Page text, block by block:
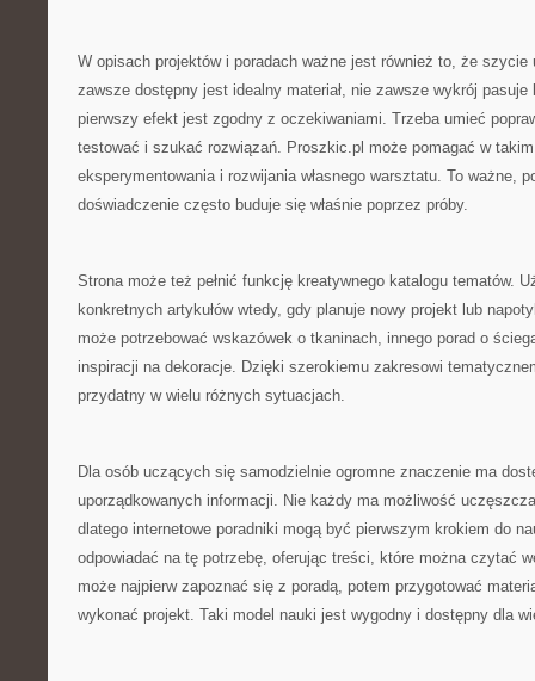
W opisach projektów i poradach ważne jest również to, że
zawsze dostępny jest idealny materiał, nie zawsze wykrój
pierwszy efekt jest zgodny z oczekiwaniami. Trzeba umieć
testować i szukać rozwiązań. Proszkic.pl może pomagać w
eksperymentowania i rozwijania własnego warsztatu. To ważne,
doświadczenie często buduje się właśnie poprzez próby.
Strona może też pełnić funkcję kreatywnego katalogu tematów.
konkretnych artykułów wtedy, gdy planuje nowy projekt lub
może potrzebować wskazówek o tkaninach, innego porad o
inspiracji na dekoracje. Dzięki szerokiemu zakresowi
przydatny w wielu różnych sytuacjach.
Dla osób uczących się samodzielnie ogromne znaczenie ma
uporządkowanych informacji. Nie każdy ma możliwość
dlatego internetowe poradniki mogą być pierwszym krokiem do
odpowiadać na tę potrzebę, oferując treści, które można czytać
może najpierw zapoznać się z poradą, potem przygotować
wykonać projekt. Taki model nauki jest wygodny i dostępny dla